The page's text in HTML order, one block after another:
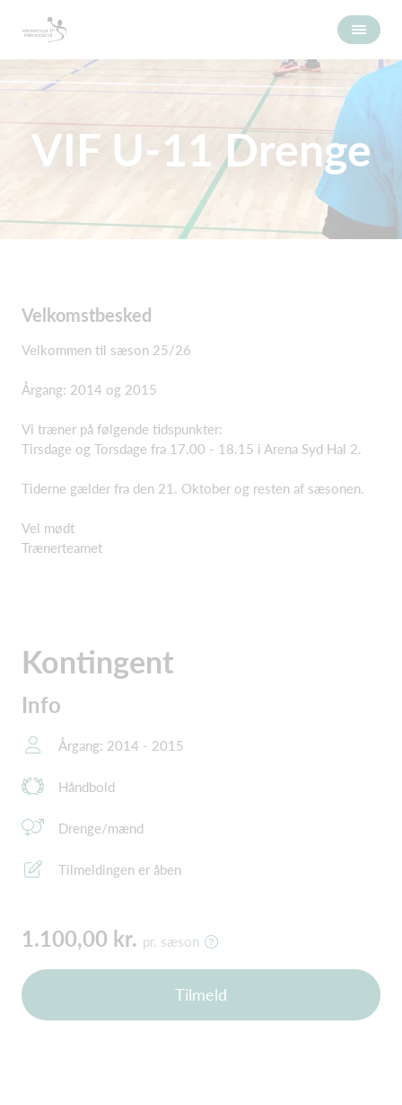
VIF U-11 Drenge
Velkomstbesked
Velkommen til sæson 25/26
Årgang: 2014 og 2015
Vi træner på følgende tidspunkter:
Tirsdage og Torsdage fra 17.00 - 18.15 i Arena Syd Hal 2.
Tiderne gælder fra den 21. Oktober og resten af sæsonen.
Vel mødt
Trænerteamet
Kontingent
Info
Årgang: 2014 - 2015
Håndbold
Drenge/mænd
Tilmeldingen er åben
1.100,00 kr. pr. sæson
Tilmeld